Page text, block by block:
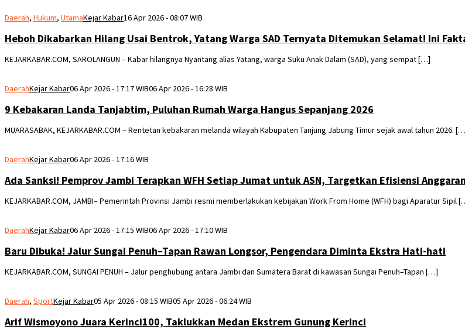
Daerah, Hukum, UtamaKejar Kabar16 Apr 2026 - 08:07 WIB
Heboh Dikabarkan Hilang Usai Bentrok, Yatang Warga SAD Ternyata Ditemukan Selamat! Ini
KEJARKABAR.COM, SAROLANGUN – Kabar hilangnya Nyantang alias Yatang, warga Suku Anak Dalam (SAD), yang sempat […]
DaerahKejar Kabar06 Apr 2026 - 17:17 WIB06 Apr 2026 - 16:28 WIB
9 Kebakaran Landa Tanjabtim, Puluhan Rumah Warga Hangus Sepanjang 2026
MUARASABAK, KEJARKABAR.COM – Rentetan kebakaran melanda wilayah Kabupaten Tanjung Jabung Timur sejak awal tahun 2026.
DaerahKejar Kabar06 Apr 2026 - 17:16 WIB
Ada Sanksi! Pemprov Jambi Terapkan WFH Setiap Jumat untuk ASN, Targetkan Efisiensi
KEJARKABAR.COM, JAMBI– Pemerintah Provinsi Jambi resmi memberlakukan kebijakan Work From Home (WFH) bagi Aparatur Sipil
DaerahKejar Kabar06 Apr 2026 - 17:15 WIB06 Apr 2026 - 17:10 WIB
Baru Dibuka! Jalur Sungai Penuh–Tapan Rawan Longsor, Pengendara Diminta Ekstra Hati-hati
KEJARKABAR.COM, SUNGAI PENUH – Jalur penghubung antara Jambi dan Sumatera Barat di kawasan Sungai Penuh–Tapan […]
Daerah, SportKejar Kabar05 Apr 2026 - 08:15 WIB05 Apr 2026 - 06:24 WIB
Arif Wismoyono Juara Kerinci100, Taklukkan Medan Ekstrem Gunung Kerinci